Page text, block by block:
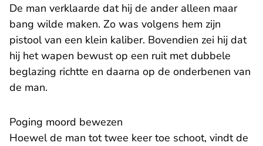
De man verklaarde dat hij de ander alleen maar
bang wilde maken. Zo was volgens hem zijn
pistool van een klein kaliber. Bovendien zei hij dat
hij het wapen bewust op een ruit met dubbele
beglazing richtte en daarna op de onderbenen van
de man.
Poging moord bewezen
Hoewel de man tot twee keer toe schoot, vindt de